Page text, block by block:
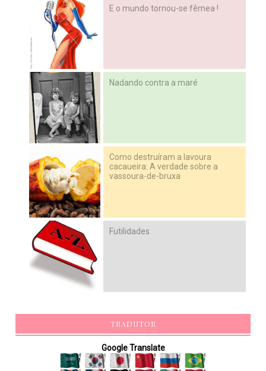
E o mundo tornou-se fêmea !
Nadando contra a maré
Como destruíram a lavoura
cacaueira: A verdade sobre a
vassoura-de-bruxa
Futilidades
TRADUTOR
Google Translate